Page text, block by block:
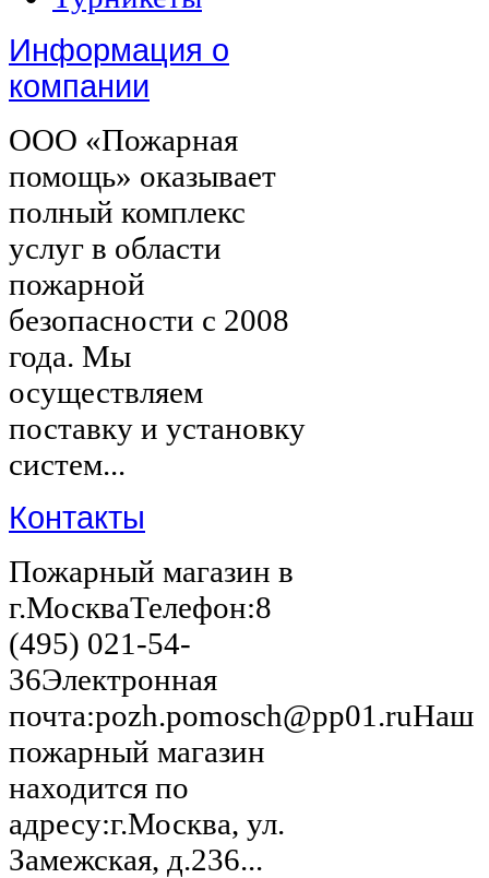
Информация о
компании
ООО «Пожарная
помощь» оказывает
полный комплекс
услуг в области
пожарной
безопасности с 2008
года. Мы
осуществляем
поставку и установку
систем...
Контакты
Пожарный магазин в
г.МоскваТелефон:8
(495) 021-54-
36Электронная
почта:pozh.pomosch@pp01.ruНаш
пожарный магазин
находится по
адресу:г.Москва, ул.
Замежская, д.236...